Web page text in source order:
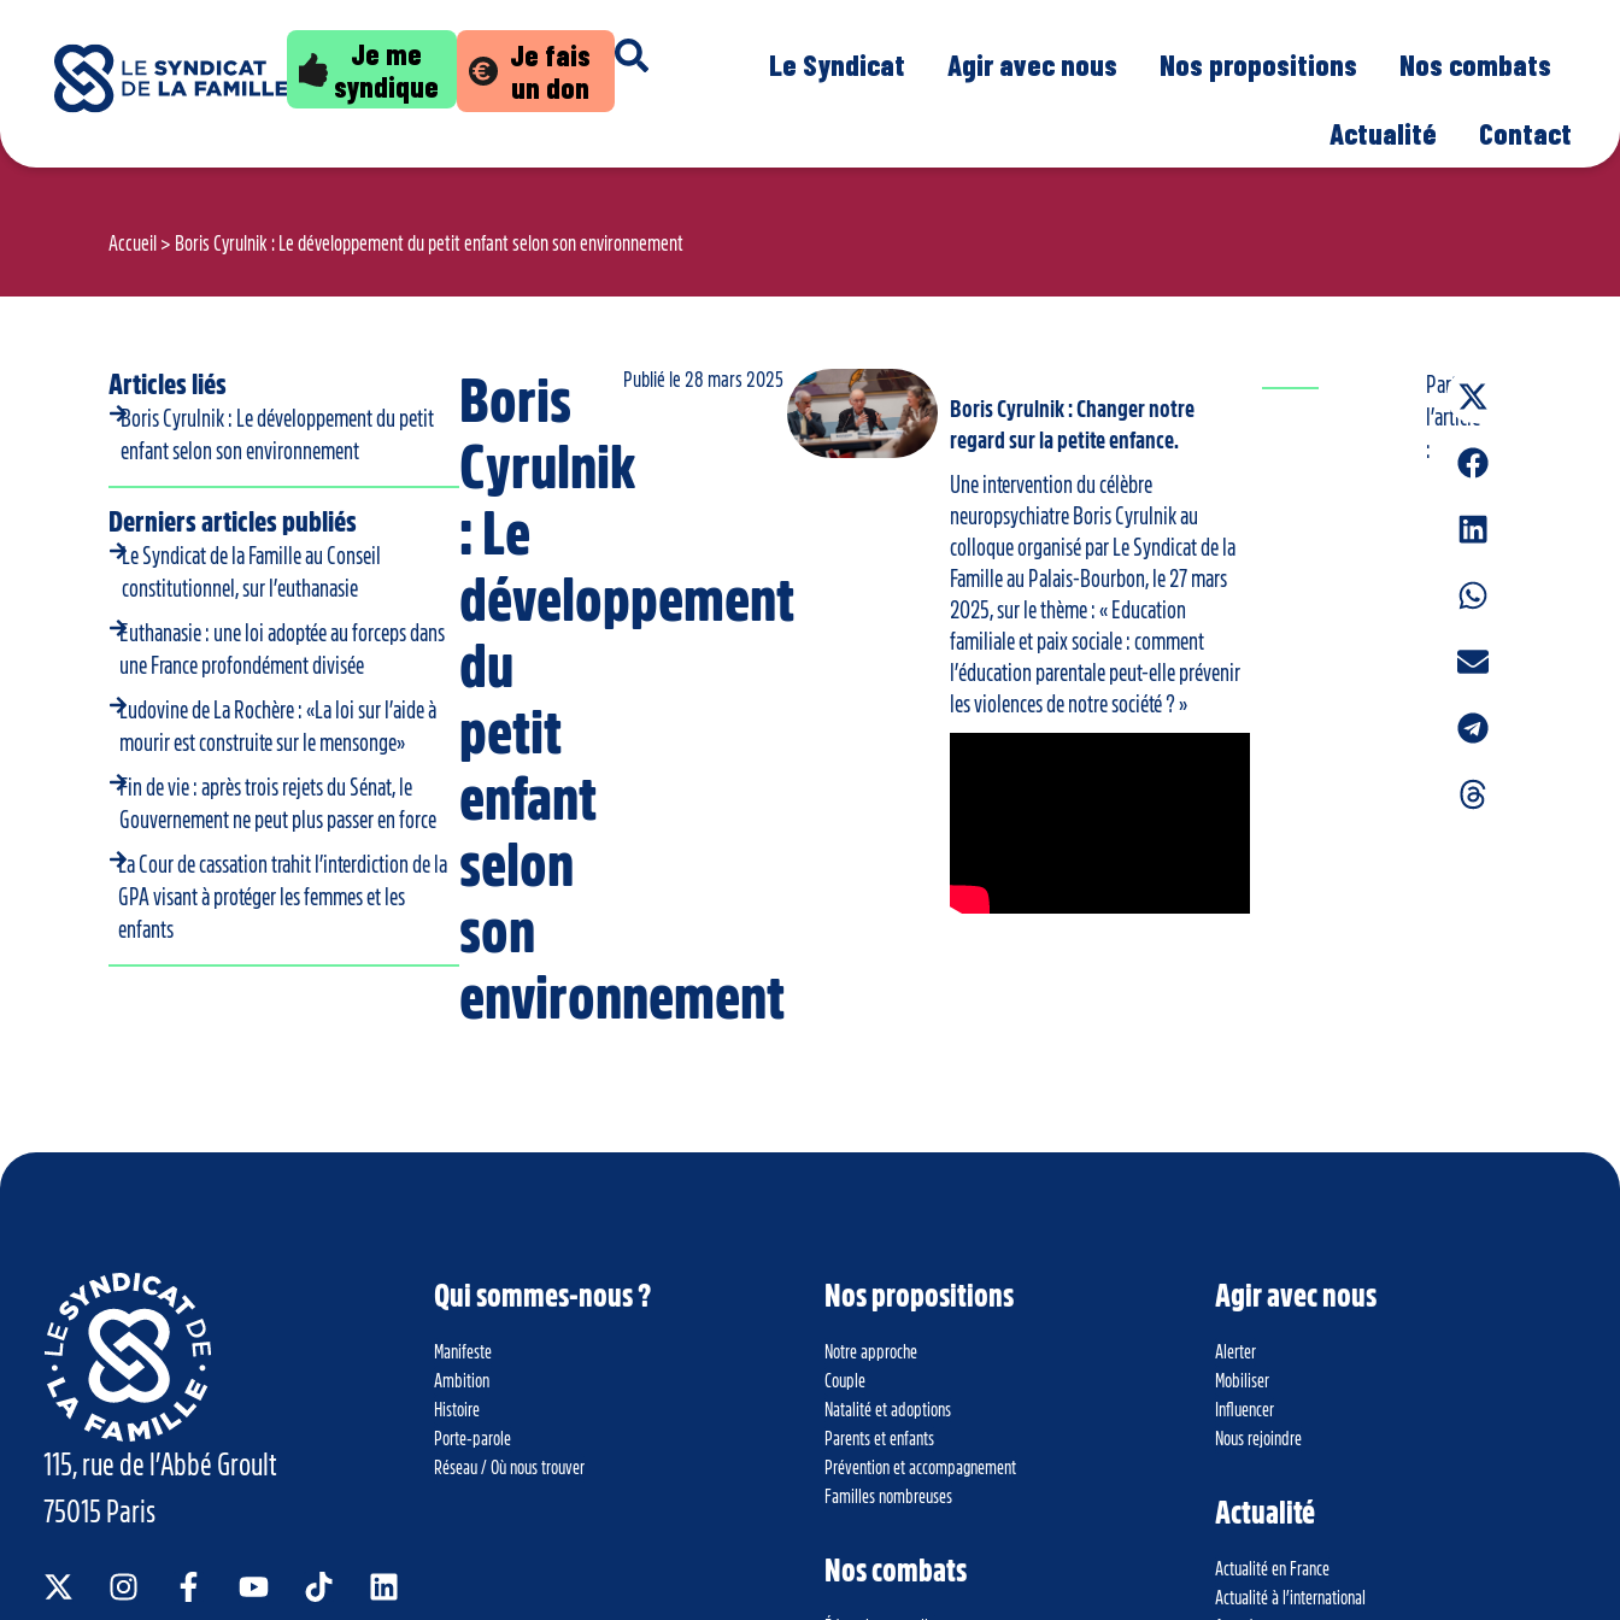
Je me
syndique
Je fais
un don
Le Syndicat Agir avec nous Nos propositions
Nos combats
Actualité
Contact
Accueil > Boris Cyrulnik : Le développement du petit enfant selon son environnement
Articles liés
Boris Cyrulnik : Le développement du petit
enfant selon son environnement
Derniers articles publiés
Le Syndicat de la Famille au Conseil
constitutionnel, sur l’euthanasie
Euthanasie : une loi adoptée au forceps dans
une France profondément divisée
Ludovine de La Rochère : «La loi sur l’aide à
mourir est construite sur le mensonge»
Fin de vie : après trois rejets du Sénat, le
Gouvernement ne peut plus passer en force
La Cour de cassation trahit l’interdiction de la
GPA visant à protéger les femmes et les
enfants
Boris
Cyrulnik
: Le
développement
du
petit
enfant
selon
son
environnement
Publié le 28 mars 2025
Boris Cyrulnik : Changer notre
regard sur la petite enfance.
Une intervention du célèbre
neuropsychiatre Boris Cyrulnik au
colloque organisé par Le Syndicat de la
Famille au Palais-Bourbon, le 27 mars
2025, sur le thème : « Education
familiale et paix sociale : comment
l’éducation parentale peut-elle prévenir
les violences de notre société ? »
Partager
l’article
:
115, rue de l’Abbé Groult
75015 Paris
Qui sommes-nous ?
Manifeste
Ambition
Histoire
Porte-parole
Réseau / Où nous trouver
Nos propositions
Notre approche
Couple
Natalité et adoptions
Parents et enfants
Prévention et accompagnement
Familles nombreuses
Nos combats
Agir avec nous
Alerter
Mobiliser
Influencer
Nous rejoindre
Actualité
Actualité en France
Actualité à l’international